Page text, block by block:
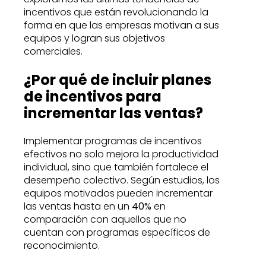
incentivos que están revolucionando la
forma en que las empresas motivan a sus
equipos y logran sus objetivos
comerciales.
¿Por qué de incluir planes
de incentivos para
incrementar las ventas?
Implementar programas de incentivos
efectivos no solo mejora la productividad
individual, sino que también fortalece el
desempeño colectivo. Según estudios, los
equipos motivados pueden incrementar
las ventas hasta en un 40%en
comparación con aquellos que no
cuentan con programas específicos de
reconocimiento.